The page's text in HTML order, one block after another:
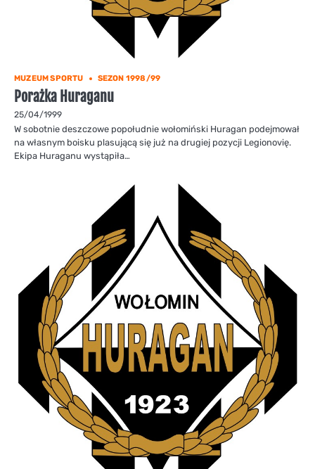
MUZEUM SPORTU SEZON 1998/99
Porażka Huraganu
25/04/1999
W sobotnie deszczowe popołudnie wołomiński Huragan podejmował
na własnym boisku plasującą się już na drugiej pozycji Legionovię.
Ekipa Huraganu wystąpiła…